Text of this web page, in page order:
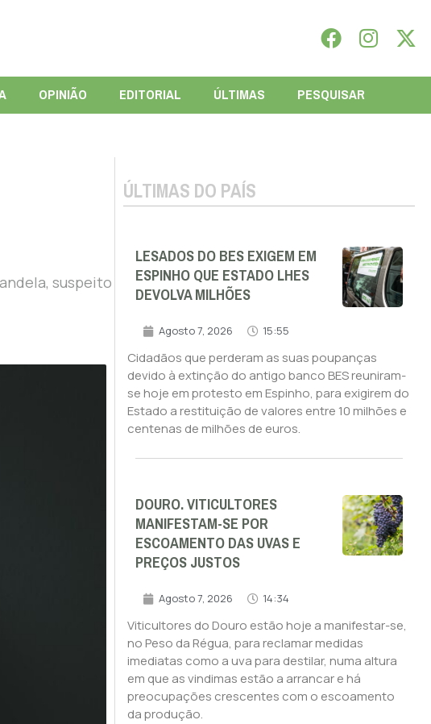
OPINIÃO EDITORIAL ÚLTIMAS PESQUISAR
suspeito
ÚLTIMAS DO PAÍS
LESADOS DO BES EXIGEM EM
ESPINHO QUE ESTADO LHES
DEVOLVA MILHÕES
Agosto 7, 2026 15:55
Cidadãos que perderam as suas poupanças
devido à extinção do antigo banco BES reuniram-
se hoje em protesto em Espinho, para exigirem do
Estado a restituição de valores entre 10 milhões e
centenas de milhões de euros.
DOURO. VITICULTORES
MANIFESTAM-SE POR
ESCOAMENTO DAS UVAS E
PREÇOS JUSTOS
Agosto 7, 2026 14:34
Viticultores do Douro estão hoje a manifestar-se,
no Peso da Régua, para reclamar medidas
imediatas como a uva para destilar, numa altura
em que as vindimas estão a arrancar e há
preocupações crescentes com o escoamento
da produção.